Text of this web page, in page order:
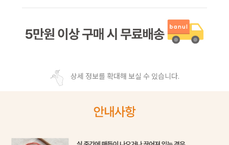
상세 정보를 확대해 보실 수 있습니다.